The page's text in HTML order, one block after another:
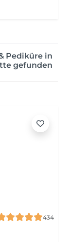
Pediküre in
gefunden
434